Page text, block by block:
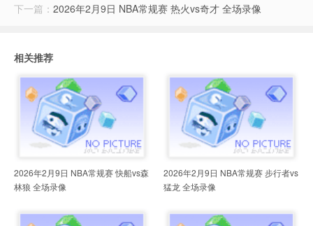
下一篇： 2026年2月9日 NBA常规赛 热火vs奇才 全场录像
相关推荐
2026年2月9日 NBA常规赛 快船vs森
林狼 全场录像
2026年2月9日 NBA常规赛 步行者vs
猛龙 全场录像